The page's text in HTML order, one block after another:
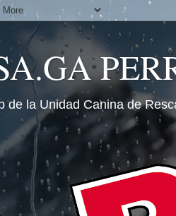
de la Unidad Canina de